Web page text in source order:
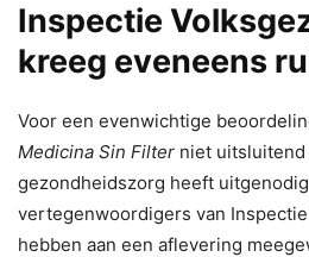
Inspectie
kreeg eveneens
Voor een evenwichtige
Medicina Sin Filter niet
gezondheidszorg heeft
vertegenwoordigers van
hebben aan een aflevering